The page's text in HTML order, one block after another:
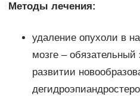
Методы лечения:
удаление опухоли в
мозге –
развитии